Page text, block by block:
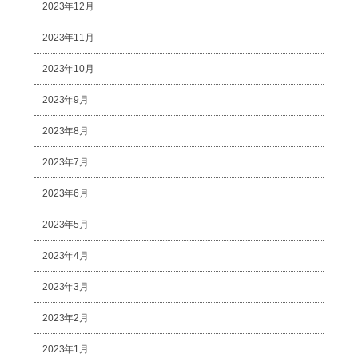
2023年12月
2023年11月
2023年10月
2023年9月
2023年8月
2023年7月
2023年6月
2023年5月
2023年4月
2023年3月
2023年2月
2023年1月